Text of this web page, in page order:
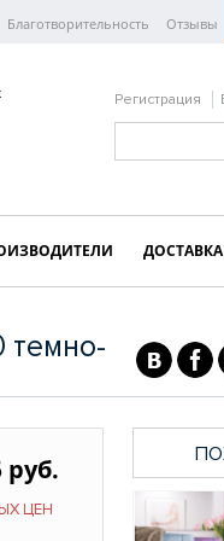
Благотворительность Отзывы
Регистрация
темно-
руб.
ЦЕН